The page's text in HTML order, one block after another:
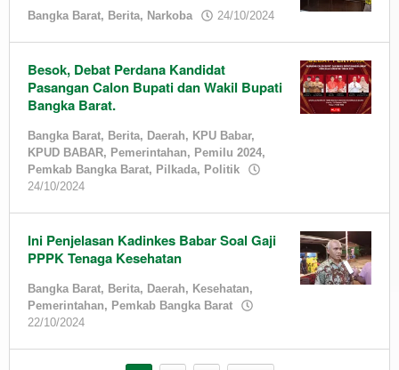
Bangka Barat, Berita, Narkoba 24/10/2024
Besok, Debat Perdana Kandidat
Pasangan Calon Bupati dan Wakil Bupati
Bangka Barat.
Bangka Barat, Berita, Daerah, KPU Babar,
KPUD BABAR, Pemerintahan, Pemilu 2024,
Pemkab Bangka Barat, Pilkada, Politik
24/10/2024
Ini Penjelasan Kadinkes Babar Soal Gaji
PPPK Tenaga Kesehatan
Bangka Barat, Berita, Daerah, Kesehatan,
Pemerintahan, Pemkab Bangka Barat
22/10/2024